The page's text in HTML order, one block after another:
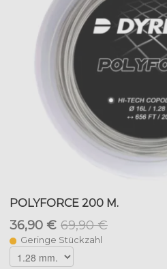
POLYFORCE 200 M.
36,90 € 69,90 €
Geringe Stückzahl